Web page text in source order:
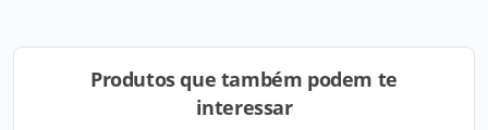
Produtos que também podem te
interessar